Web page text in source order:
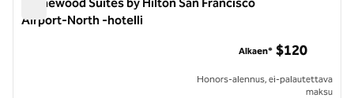
Airport-North -hotelli
Alkaen* $120
Honors-alennus, ei-palautettava
maksu